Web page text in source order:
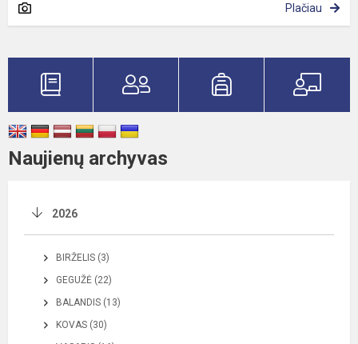
Plačiau
Naujienų archyvas
2026
BIRŽELIS (3)
GEGUŽĖ (22)
BALANDIS (13)
KOVAS (30)